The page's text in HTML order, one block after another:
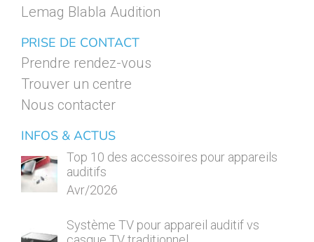
Lemag Blabla Audition
PRISE DE CONTACT
Prendre rendez-vous
Trouver un centre
Nous contacter
INFOS & ACTUS
Top 10 des accessoires pour appareils
auditifs
Avr/2026
Système TV pour appareil auditif vs